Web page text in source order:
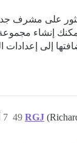
على مشرف
إنشاء مجموعة
إلى إعدادات
RGJ 7 أبريل 2026، 2:48م 49